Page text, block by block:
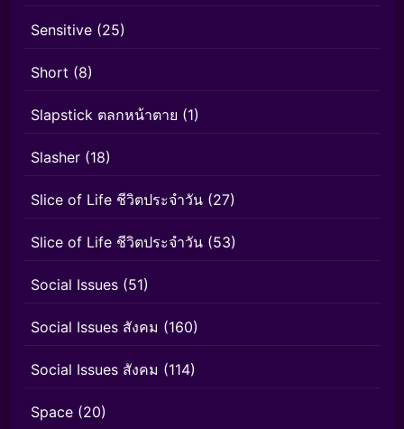
Sensitive (25)
Short (8)
Slapstick ตลกหน้าตาย (1)
Slasher (18)
Slice of Life ชีวิตประจำวัน (27)
Slice of Life ชีวิตประจำวัน (53)
Social Issues (51)
Social Issues สังคม (160)
Social Issues สังคม (114)
Space (20)